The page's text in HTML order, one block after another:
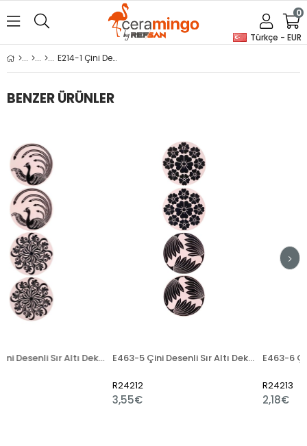
Türkçe - EUR
0
E214-1 Çini Desenli Sır Altı Dekal 6 cm
BENZER ÜRÜNLER
E463-3 Çini Desenli Sır Altı Dekal 12 cm E463-5 Çini Desenli Sır Altı Dekal 13x50 cm